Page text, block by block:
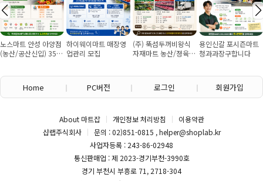
노스마트 안성 아양점
(농산/공산신입) 355
하이웨이마트 매장영
업관리 모집
(주) 뚝섬두꺼비왕식
자재마트 농산/졍육/
용인신갈 포시즌마트
청과과장구합니다
Home PC버전 로그인 회원가입
About 마트잡 개인정보 처리방침
이용약관
샵랩주식회사
문의 : 02)851-0815 , helper@shoplab.kr
사업자등록 : 243-86-02948
통신판매업 : 제 2023-경기부천-3990호
경기 부천시 부흥로 71, 2718-304